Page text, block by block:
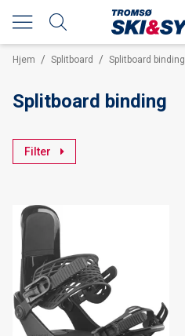
Hjem / Splitboard / Splitboard binding
Splitboard binding
Filter